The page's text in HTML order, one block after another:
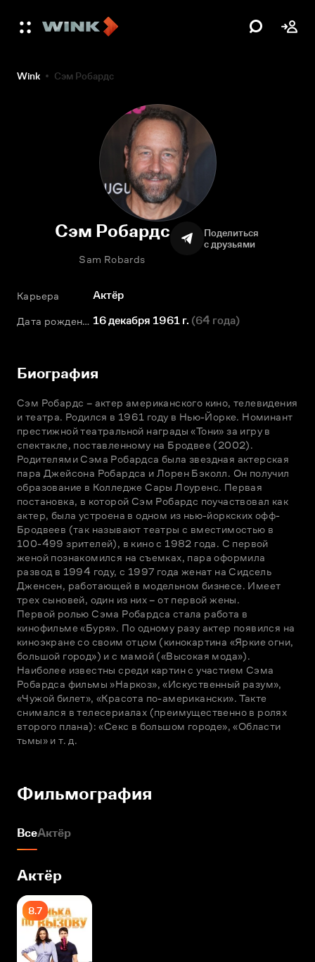
Wink Сэм Робардс
Сэм Робардс
Sam Robards
Поделиться
с друзьями
Карьера Актёр
Дата рождения 16 декабря 1961 г. (64 года)
Биография
Сэм Робардс – актер американского кино, телевидения
и театра. Родился в 1961 году в Нью-Йорке. Номинант
престижной театральной награды «Тони» за игру в
спектакле, поставленному на Бродвее (2002).
Родителями Сэма Робардса была звездная актерская
пара Джейсона Робардса и Лорен Бэколл. Он получил
образование в Колледже Сары Лоуренс. Первая
постановка, в которой Сэм Робардс поучаствовал как
актер, была устроена в одном из нью-йоркских офф-
Бродвеев (так называют театры с вместимостью в
100-499 зрителей), в кино с 1982 года. С первой
женой познакомился на съемках, пара оформила
развод в 1994 году, с 1997 года женат на Сидсель
Дженсен, работающей в модельном бизнесе. Имеет
трех сыновей, один из них – от первой жены.
Первой ролью Сэма Робардса стала работа в
кинофильме «Буря». По одному разу актер появился на
киноэкране со своим отцом (кинокартина «Яркие огни,
большой город») и с мамой («Высокая мода»).
Наиболее известны среди картин с участием Сэма
Робардса фильмы »Наркоз», «Искуственный разум»,
«Чужой билет», «Красота по-американски». Такте
снимался в телесериалах (преимущественно в ролях
второго плана): «Секс в большом городе», «Области
тьмы» и т. д.
Фильмография
ВсеАктёр
Актёр
8.7